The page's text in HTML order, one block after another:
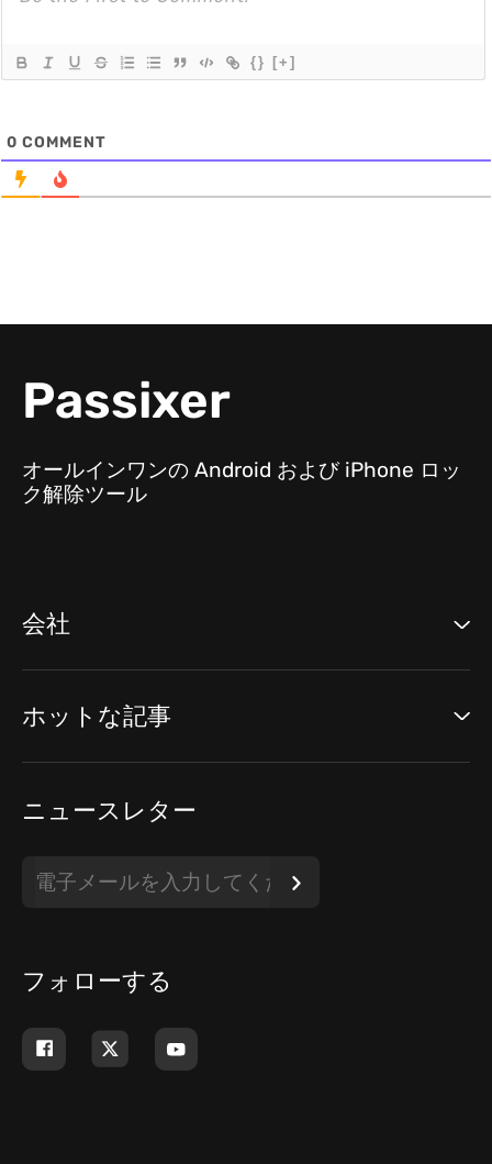
{} [+]
0 COMMENT
Passixer
オールインワンの Android および iPhone ロッ
ク解除ツール
会社
ホットな記事
ニュースレター
フォローする